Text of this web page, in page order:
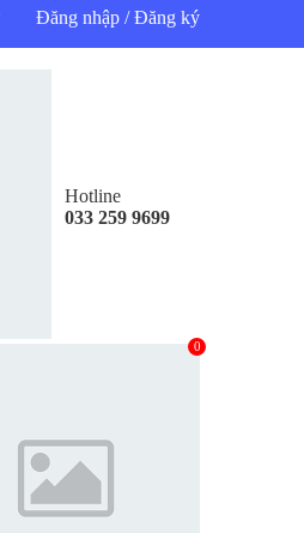
Đăng nhập / Đăng ký
Hotline
033 259 9699
0